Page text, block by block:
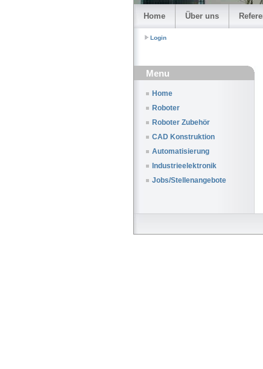
Home Über uns
Login
Menu
Home
Roboter
Roboter Zubehör
CAD Konstruktion
Automatisierung
Industrieelektronik
Jobs/Stellenangebote